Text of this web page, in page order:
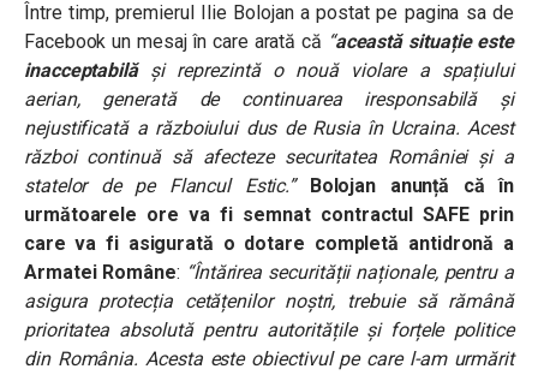
Între timp, premierul Ilie Bolojan a postat pe pagina sa de
Facebook un mesaj în care arată că “această situație este
inacceptabilăși reprezintă o nouă violare a spațiului
aerian, generată de continuarea iresponsabilă și
nejustificată a războiului dus de Rusia în Ucraina. Acest
război continuă să afecteze securitatea României și a
statelor de pe Flancul Estic.” Bolojan anunță că în
următoarele ore va fi semnat contractul SAFE prin
care va fi asigurată o dotare completă antidronă a
Armatei Române: “Întărirea securității naționale, pentru a
asigura protecția cetățenilor noștri, trebuie să rămână
prioritatea absolută pentru autoritățile și forțele politice
din România. Acesta este obiectivul pe care l-am urmărit